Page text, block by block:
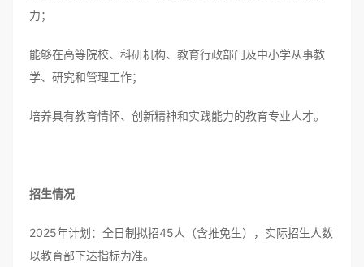
力；
能够在高等院校、科研机构、教育行政部门及中小学从事教
学、研究和管理工作；
培养具有教育情怀、创新精神和实践能力的教育专业人才。
招生情况
2025年计划：全日制拟招45人（含推免生），实际招生人数
以教育部下达指标为准。